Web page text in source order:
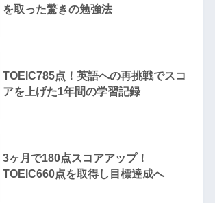
を取った驚きの勉強法
TOEIC785点！英語への再挑戦でスコ
アを上げた1年間の学習記録
3ヶ月で180点スコアアップ！
TOEIC660点を取得し目標達成へ